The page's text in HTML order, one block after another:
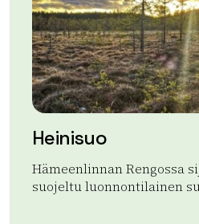
Heinisuo
Hämeenlinnan Rengossa
suojeltu luonnontilainen